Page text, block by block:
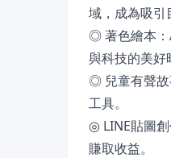
域，成為吸引
◎ 著色繪本：
與科技的美好
◎ 兒童有聲故
工具。
◎ LINE貼圖
賺取收益。